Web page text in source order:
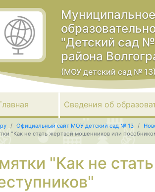
"Детский сад №
района
(МОУ детский сад № 13)
Сведения об
Официальный сайт МОУ детский сад № 13
"Как не стать жертвой мошенников или
"Как не